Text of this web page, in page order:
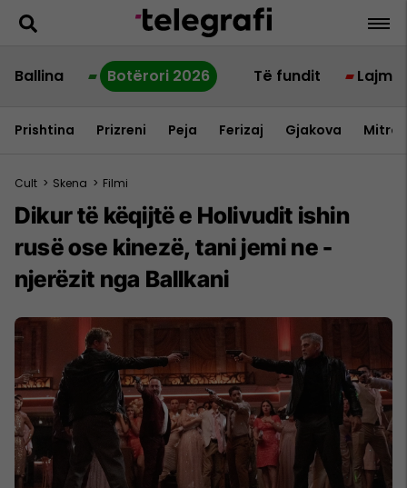
Ballina Botërori 2026 Të fundit Lajme
Prishtina Prizreni Peja Ferizaj Gjakova
Cult > Skena > Filmi
Dikur të këqijtë e Holivudit ishin
rusë ose kinezë, tani jemi ne -
njerëzit nga Ballkani